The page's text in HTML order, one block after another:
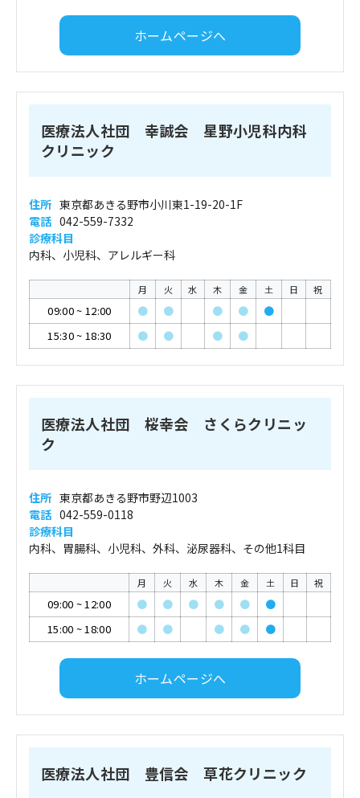
ホームページへ
医療法人社団 幸誠会 星野小児科内科
クリニック
住所 東京都あきる野市小川東1-19-20-1F
電話 042-559-7332
診療科目
内科、小児科、アレルギー科
月 火 水 木 金 土 日 祝
09:00~ 12:00 ● ● ● ●
●
15:30~ 18:30 ● ● ● ●
医療法人社団 桜幸会 さくらクリニッ
ク
住所 東京都あきる野市野辺1003
電話 042-559-0118
診療科目
内科、胃腸科、小児科、外科、泌尿器科、その他1科目
月 火 水 木 金 土 日 祝
09:00 ~12:00 ● ● ● ● ●
●
15:00 ~18:00 ● ● ● ● ●
ホームページへ
医療法人社団 豊信会 草花クリニック